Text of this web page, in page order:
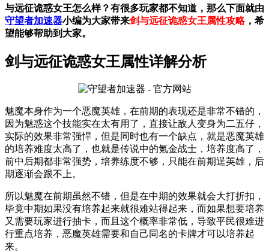
与远征诡惑女王怎么样？有很多玩家都不知道，那么下面就由
守望者加速器小编为大家带来剑与远征诡惑女王属性攻略，希
望能够帮助到大家。
剑与远征诡惑女王属性详解分析
魅魔本身作为一个恶魔英雄，在前期的表现还是非常不错的，
因为魅惑这个技能实在太有用了，直接让敌人变身为二五仔，
实际的效果非常强悍，但是同时也有一个缺点，就是恶魔英雄
的培养难度太高了，也就是传说中的氪金战士，培养度高了，
前中后期都非常强势，培养练度不够，只能在前期逞英雄，后
期逐渐会跟不上。
所以魅魔在前期虽然不错，但是在中期的效果就会大打折扣，
毕竟中期如果没有培养起来就很难站得起来，而如果想要培养
又需要玩家进行抽卡，而且这个概率非常低，导致平民很难进
行重点培养，恶魔英雄需要和自己同名的卡牌才可以培养起
来。